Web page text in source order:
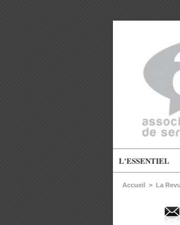
L'ESSENTIEL
Accueil > La